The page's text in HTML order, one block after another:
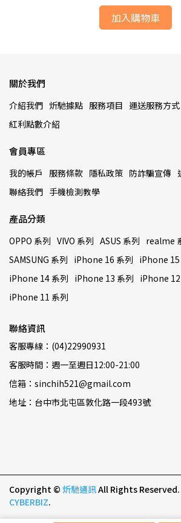
加入購物車
關於我們
介紹我們 炘馳據點 服務項目 運送服務方式
紅利點數介紹
會員專區
我的帳戶 服務條款 隱私政策 防詐騙宣傳
聯絡我們 手機檢測教學
產品分類
OPPO 系列 VIVO 系列 ASUS 系列 realme
SAMSUNG 系列 iPhone 16 系列 iPhone 15
iPhone 14 系列 iPhone 13 系列 iPhone
iPhone 11 系列
聯絡資訊
客服專線：(04)22990931
客服時間：週一至週日12:00-21:00
信箱：sinchih521@gmail.com
地址：台中市北屯區敦化路一段493號
Copyright © 炘馳通訊All Rights Reserved.
CYBERBIZ.